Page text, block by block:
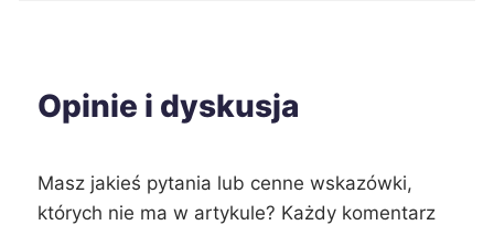
Opinie i dyskusja
Masz jakieś pytania lub cenne wskazówki,
których nie ma w artykule? Każdy komentarz